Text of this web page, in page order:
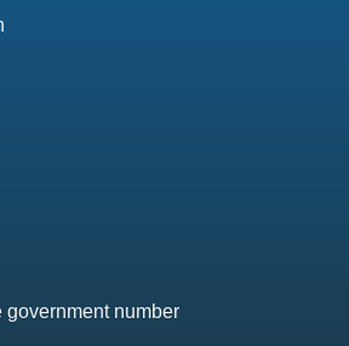
number